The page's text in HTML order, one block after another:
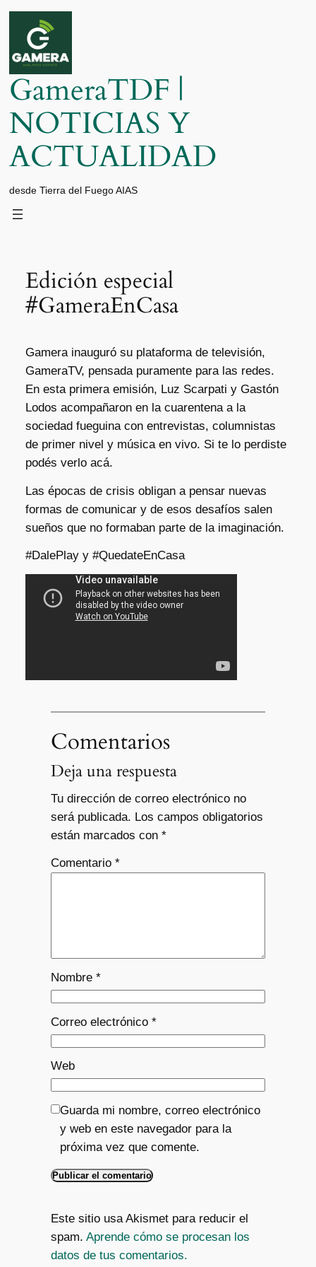
Saltar
contenido
GameraTDF |
NOTICIAS Y
ACTUALIDAD
desde Tierra del Fuego AIAS
Edición especial
#GameraEnCasa
Gamera inauguró su plataforma de televisión,
GameraTV, pensada puramente para las redes.
En esta primera emisión, Luz Scarpati y Gastón
Lodos acompañaron en la cuarentena a la
sociedad fueguina con entrevistas, columnistas
de primer nivel y música en vivo. Si te lo perdiste
podés verlo acá.
Las épocas de crisis obligan a pensar nuevas
formas de comunicar y de esos desafíos salen
sueños que no formaban parte de la imaginación.
#DalePlay y #QuedateEnCasa
Comentarios
Deja una respuesta
Tu dirección de correo electrónico no
será publicada. Los campos obligatorios
están marcados con *
Comentario *
Nombre *
Correo electrónico *
Web
Guarda mi nombre, correo electrónico
y web en este navegador para la
próxima vez que comente.
Este sitio usa Akismet para reducir el
spam. Aprende cómo se procesan los
datos de tus comentarios.